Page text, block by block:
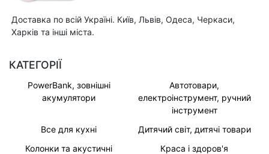
Доставка по всій Україні. Київ, Львів, Одеса, Черкаси,
Харків та інші міста.
КАТЕГОРІЇ
PowerBank, зовнішні
акумулятори
Автотовари,
електроінструмент, ручний
інструмент
Все для кухні
Дитячий світ, дитячі товари
Колонки та акустичні
Краса і здоров'я